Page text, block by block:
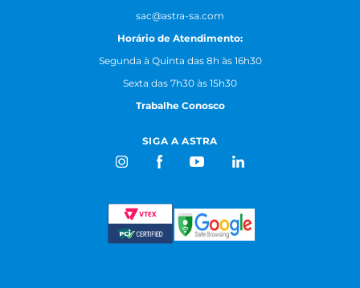
sac@astra-sa.com
Horário de Atendimento:
Segunda à Quinta das 8h às 16h30
Sexta das 7h30 às 15h30
Trabalhe Conosco
SIGA A ASTRA